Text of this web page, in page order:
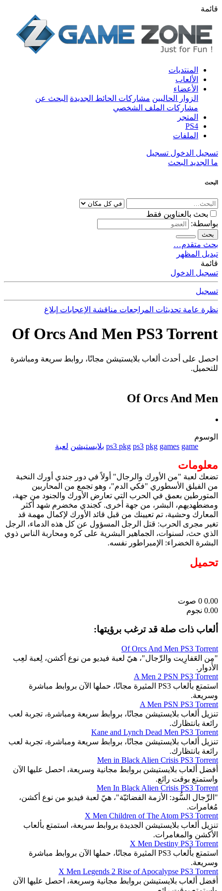
قائمة
المنتديات
الألعاب
الأعضاء
الزوار الحاليين مشاركات الحائط الجديدة البحث عن
مشاركات الملف الشخصي
المتجر
PS4
الملفات
تسجيل الدخول تسجيل
ما الجديد البحث
البحث
بحث بالعناوين فقط
بواسطة:
بحث
بحث متقدم…
تبديل المظهر
قائمة
تسجيل الدخول
تسجيل
نظرة عامة تحديثات المراجعات مناقشة الإعجابات إبلاغ
Of Orcs And Men PS3 Torrent
احصل على أحدث ألعاب بلايستيشن مجانًا، روابط سريعة ومباشرة
للتحميل.
Of Orcs And Men
الوسوم
game
games
pkg
ps3
ps3 pkg بلايستيشن لعبة
معلومات
تضعك لعبة "من الأورك والرجال" أولاً في دور جندي أورك النخبة
من الفيلق الأسطوري "فكي الدم"، وهو تجمع من المحاربين
المتورطين بعمق في الحرب التي تعارض الأورك والجنود من جهة،
ومضطهديهم، البشر، من جهة أخرى. كجندي مخضرم شهد أكثر
المعارك وحشية، تم تعيينك من قبل قائد الأورك لإكمال مهمة قد
تغير مجرى الحرب: قتل الرجل المسؤول عن كل هذه الدماء، الرجل
الذي حث، لسنوات، الجماهير البشرية على كره ومحاربة الناس ذوي
البشرة الخضراء: الإمبراطور نفسه.
تحميل
0.00
0 صوت
0.00 نجوم
ألعاب ذات صلة قد ترغب برؤيتها:
Of Orcs And Men PS3 Torrent
"مِن العَفارِيت والرِّجال"، هيّ لعبة فيديو من نوع أكشن، لِعبة لعِب
الأدوار.
A Men 2 PSN PS3 Torrent
استمتع بألعاب PS3 المثيرة مجانًا، حملها الآن بروابط مباشرة
وسريعة.
A Men PSN PS3 Torrent
تنزيل ألعاب بلايستيشن مجانًا، بروابط سريعة ومباشرة، تجربة لعب
رائعة بانتظارك.
Kane and Lynch Dead Men PS3 Torrent
تنزيل ألعاب بلايستيشن مجانًا، بروابط سريعة ومباشرة، تجربة لعب
رائعة بانتظارك.
Men in Black Alien Crisis PS3 Torrent
أفضل ألعاب بلايستيشن بروابط مجانية وسريعة، احصل عليها الآن
واستمتع بوقت رائع.
Men In Black Alien Crisis PS3 Torrent
"الرِّجال السُّود: الأزمة الفضائيّة"، هيّ لعبة فيديو من نوع أكشن،
مُغامرات.
X Men Children of The Atom PS3 Torrent
تنزيل ألعاب بلايستيشن الجديدة بروابط سريعة، استمتع بألعاب
الأكشن والمغامرات.
X Men Destiny PS3 Torrent
استمتع بألعاب PS3 المثيرة مجانًا، حملها الآن بروابط مباشرة
وسريعة.
X Men Legends 2 Rise of Apocalypse PS3 Torrent
أفضل ألعاب بلايستيشن بروابط مجانية وسريعة، احصل عليها الآن